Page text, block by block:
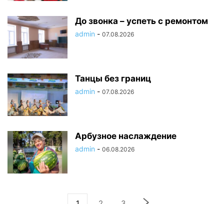
До звонка – успеть с ремонтом
admin - 07.08.2026
Танцы без границ
admin - 07.08.2026
Арбузное наслаждение
admin - 06.08.2026